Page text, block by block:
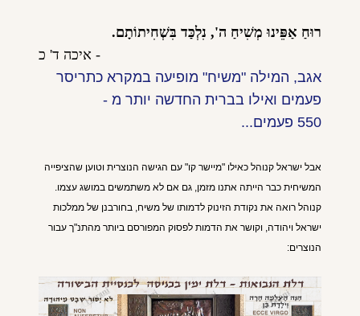
רוּחַ אַפֵּינוּ מְשִׁיחַ ה', נִלְכַּד בִּשְׁחִיתוֹתָם.
- איכה ד' כ
אגב, המילה "משיח" מופיעה במקרא כתריסר
פעמים ואילו בברית החדשה יותר מ -
550 פעמים...
אבל ישראל קנוהל כאילו "מיישר קו" עם הגישה הנוצרית וטוען שהציפייה
המשיחית כבר הייתה אתנו מזמן, גם אם לא משתמשים במושג עצמו.
קנוהל רואה את נקודת הזינוק לדמותו של משיח, בחורבנן של ממלכות
ישראל ויהודה, וקושר את הדמות לפסוק המפורסם ביותר מהתנ"ך עבור
הנוצרים: